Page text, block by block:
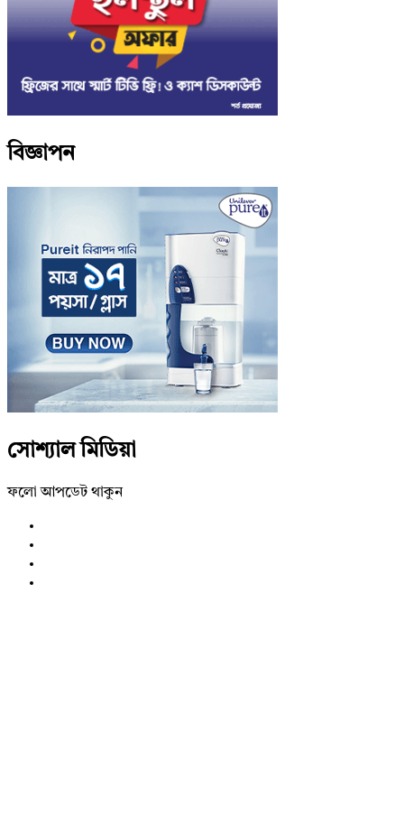
বিজ্ঞাপন
সোশ্যাল মিডিয়া
ফলো আপডেট থাকুন